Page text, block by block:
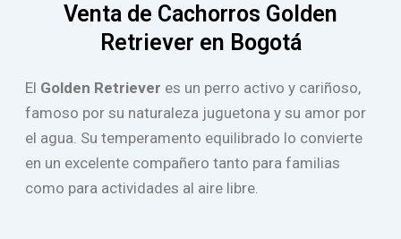
Venta de Cachorros Golden
Retriever en Bogotá
El Golden Retriever es un perro activo y cariñoso,
famoso por su naturaleza juguetona y su amor por
el agua. Su temperamento equilibrado lo convierte
en un excelente compañero tanto para familias
como para actividades al aire libre.